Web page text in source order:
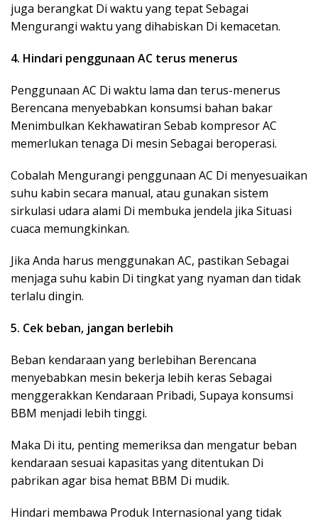
juga berangkat Di waktu yang tepat Sebagai
Mengurangi waktu yang dihabiskan Di kemacetan.
4. Hindari penggunaan AC terus menerus
Penggunaan AC Di waktu lama dan terus-menerus
Berencana menyebabkan konsumsi bahan bakar
Menimbulkan Kekhawatiran Sebab kompresor AC
memerlukan tenaga Di mesin Sebagai beroperasi.
Cobalah Mengurangi penggunaan AC Di menyesuaikan
suhu kabin secara manual, atau gunakan sistem
sirkulasi udara alami Di membuka jendela jika Situasi
cuaca memungkinkan.
Jika Anda harus menggunakan AC, pastikan Sebagai
menjaga suhu kabin Di tingkat yang nyaman dan tidak
terlalu dingin.
5. Cek beban, jangan berlebih
Beban kendaraan yang berlebihan Berencana
menyebabkan mesin bekerja lebih keras Sebagai
menggerakkan Kendaraan Pribadi, Supaya konsumsi
BBM menjadi lebih tinggi.
Maka Di itu, penting memeriksa dan mengatur beban
kendaraan sesuai kapasitas yang ditentukan Di
pabrikan agar bisa hemat BBM Di mudik.
Hindari membawa Produk Internasional yang tidak